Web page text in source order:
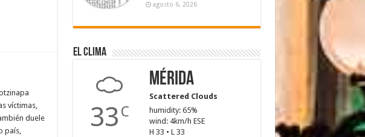
víctimas,
duele
país,
agosto 6, 2026
El Clima
33 C
Mérida
Scattered Clouds
humidity: 65%
wind: 4km/h ESE
H 33 • L 33